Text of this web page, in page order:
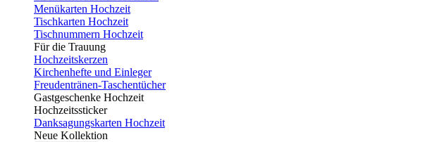
Menükarten Hochzeit
Tischkarten Hochzeit
Tischnummern Hochzeit
Für die Trauung
Hochzeitskerzen
Kirchenhefte und Einleger
Freudentränen-Taschentücher
Gastgeschenke Hochzeit
Hochzeitssticker
Danksagungskarten Hochzeit
Neue Kollektion